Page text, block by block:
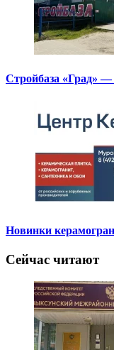
Стройбаза «Град» —
Новинки
Сейчас читают